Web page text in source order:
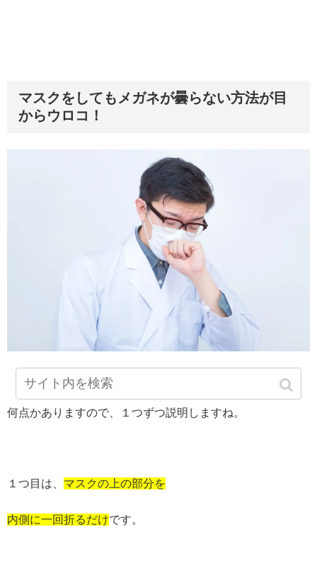
マスクをしてもメガネが曇らない方法が目
からウロコ！
何点かありますので、１つずつ説明しますね。
１つ目は、 マスクの上の部分を
内側に一回折るだけです。